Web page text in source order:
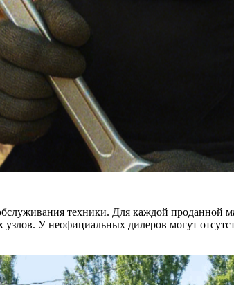
техники. Для каждой проданной
У неофициальных дилеров могут